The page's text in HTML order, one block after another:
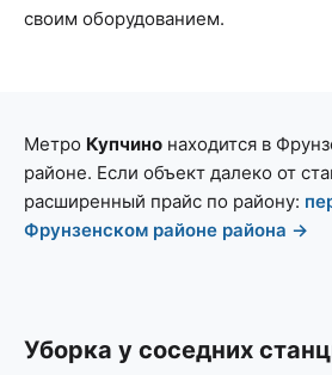
своим оборудованием.
Метро Купчино находится в
районе. Если объект далеко от
расширенный прайс по району:
Фрунзенском районе района →
Уборка у соседних